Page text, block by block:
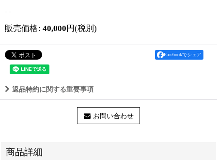
販売価格: 40,000 円(税別)
Facebookでシェア
返品特約に関する重要事項
お問い合わせ
商品詳細